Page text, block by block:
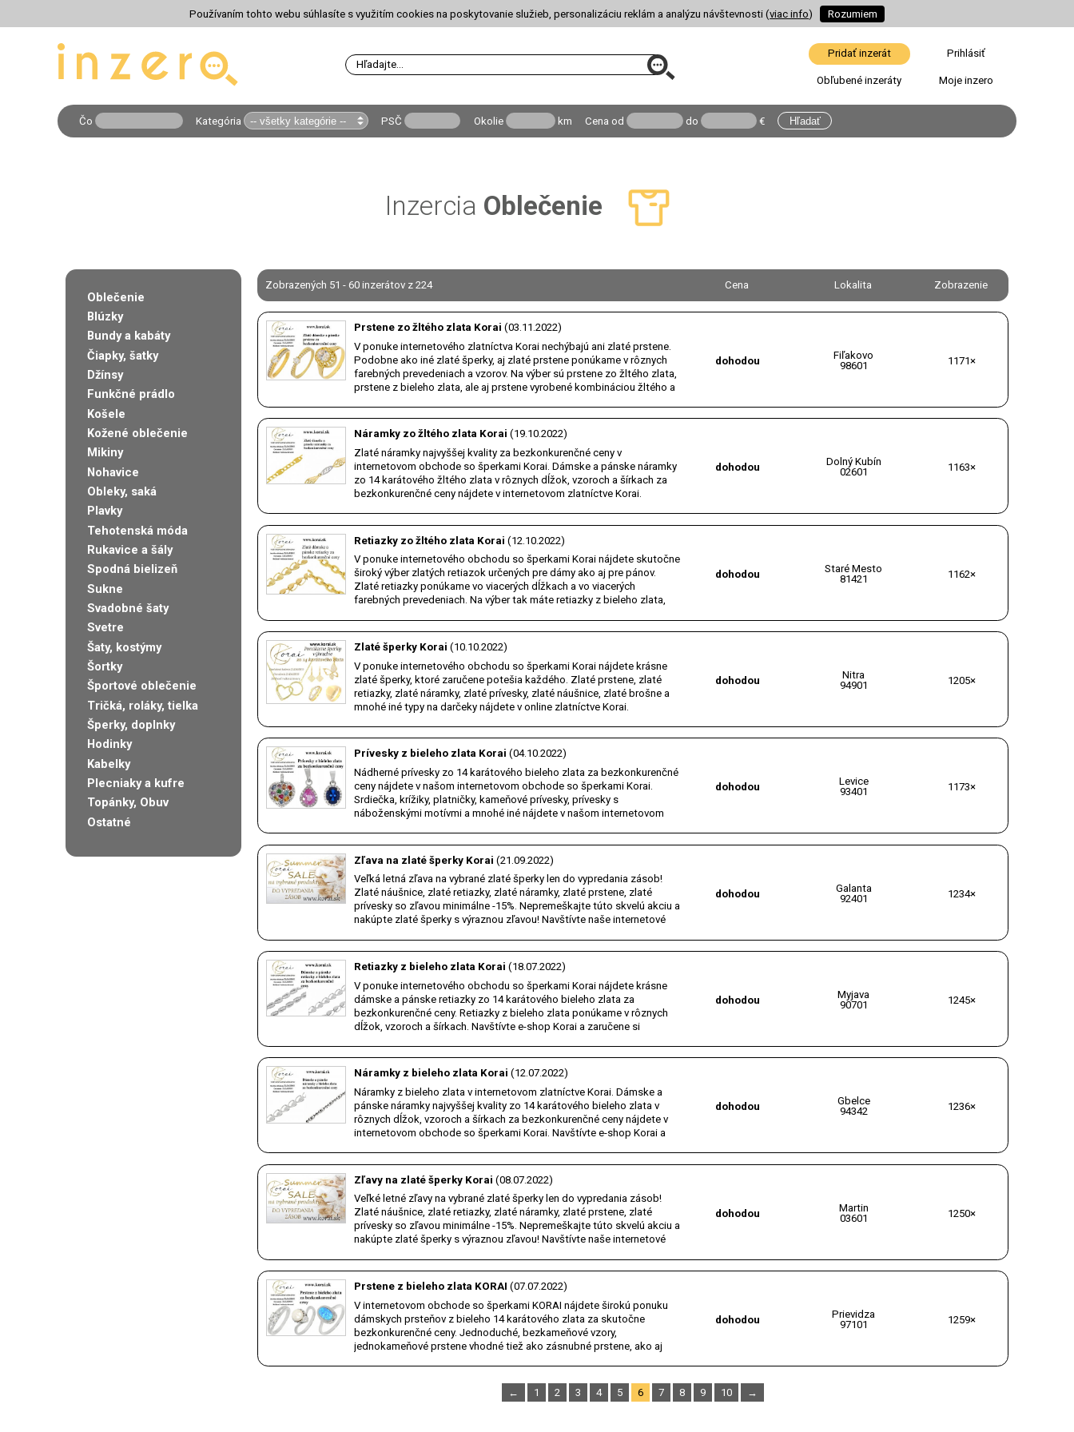
Používaním tohto webu súhlasíte s využitím cookies na poskytovanie služieb, personalizáciu reklám a analýzu návštevnosti (viac info) Rozumiem
Pridať inzerát Prihlásiť
Obľubené inzeráty Moje inzero
Čo Kategória PSČ Okolie km Cena od do €
Inzercia Oblečenie
Zobrazených 51 - 60 inzerátov z 224 Cena Lokalita Zobrazenie
Prstene zo žltého zlata Korai (03.11.2022)
V ponuke internetového zlatníctva Korai nechýbajú ani zlaté prstene.
Podobne ako iné zlaté šperky, aj zlaté prstene ponúkame v rôznych
farebných prevedeniach a vzorov. Na výber sú prstene zo žltého zlata,
prstene z bieleho zlata, ale aj prstene vyrobené kombináciou žltého a
dohodou
Fiľakovo
98601
1171×
Náramky zo žltého zlata Korai (19.10.2022)
Zlaté náramky najvyššej kvality za bezkonkurenčné ceny v
internetovom obchode so šperkami Korai. Dámske a pánske náramky
zo 14 karátového žltého zlata v rôznych dĺžok, vzoroch a šírkach za
bezkonkurenčné ceny nájdete v internetovom zlatníctve Korai.
dohodou
Dolný Kubín
02601
1163×
Retiazky zo žltého zlata Korai (12.10.2022)
V ponuke internetového obchodu so šperkami Korai nájdete skutočne
široký výber zlatých retiazok určených pre dámy ako aj pre pánov.
Zlaté retiazky ponúkame vo viacerých dĺžkach a vo viacerých
farebných prevedeniach. Na výber tak máte retiazky z bieleho zlata,
dohodou
Staré Mesto
81421
1162×
Zlaté šperky Korai (10.10.2022)
V ponuke internetového obchodu so šperkami Korai nájdete krásne
zlaté šperky, ktoré zaručene potešia každého. Zlaté prstene, zlaté
retiazky, zlaté náramky, zlaté prívesky, zlaté náušnice, zlaté brošne a
mnohé iné typy na darčeky nájdete v online zlatníctve Korai.
dohodou
Nitra
94901
1205×
Prívesky z bieleho zlata Korai (04.10.2022)
Nádherné prívesky zo 14 karátového bieleho zlata za bezkonkurenčné
ceny nájdete v našom internetovom obchode so šperkami Korai.
Srdiečka, krížiky, platničky, kameňové prívesky, prívesky s
náboženskými motívmi a mnohé iné nájdete v našom internetovom
dohodou
Levice
93401
1173×
Zľava na zlaté šperky Korai (21.09.2022)
Veľká letná zľava na vybrané zlaté šperky len do vypredania zásob!
Zlaté náušnice, zlaté retiazky, zlaté náramky, zlaté prstene, zlaté
prívesky so zľavou minimálne -15%. Nepremeškajte túto skvelú akciu a
nakúpte zlaté šperky s výraznou zľavou! Navštívte naše internetové
dohodou
Galanta
92401
1234×
Retiazky z bieleho zlata Korai (18.07.2022)
V ponuke internetového obchodu so šperkami Korai nájdete krásne
dámske a pánske retiazky zo 14 karátového bieleho zlata za
bezkonkurenčné ceny. Retiazky z bieleho zlata ponúkame v rôznych
dĺžok, vzoroch a šírkach. Navštívte e-shop Korai a zaručene si
dohodou
Myjava
90701
1245×
Náramky z bieleho zlata Korai (12.07.2022)
Náramky z bieleho zlata v internetovom zlatníctve Korai. Dámske a
pánske náramky najvyššej kvality zo 14 karátového bieleho zlata v
rôznych dĺžok, vzoroch a šírkach za bezkonkurenčné ceny nájdete v
internetovom obchode so šperkami Korai. Navštívte e-shop Korai a
dohodou
Gbelce
94342
1236×
Zľavy na zlaté šperky Korai (08.07.2022)
Veľké letné zľavy na vybrané zlaté šperky len do vypredania zásob!
Zlaté náušnice, zlaté retiazky, zlaté náramky, zlaté prstene, zlaté
prívesky so zľavou minimálne -15%. Nepremeškajte túto skvelú akciu a
nakúpte zlaté šperky s výraznou zľavou! Navštívte naše internetové
dohodou
Martin
03601
1250×
Prstene z bieleho zlata KORAI (07.07.2022)
V internetovom obchode so šperkami KORAI nájdete širokú ponuku
dámskych prsteňov z bieleho 14 karátového zlata za skutočne
bezkonkurenčné ceny. Jednoduché, bezkameňové vzory,
jednokameňové prstene vhodné tiež ako zásnubné prstene, ako aj
dohodou
Prievidza
97101
1259×
← 1 2 3 4 5 6 7 8 9 10 →
Oblečenie
Blúzky
Bundy a kabáty
Čiapky, šatky
Džínsy
Funkčné prádlo
Košele
Kožené oblečenie
Mikiny
Nohavice
Obleky, saká
Plavky
Tehotenská móda
Rukavice a šály
Spodná bielizeň
Sukne
Svadobné šaty
Svetre
Šaty, kostýmy
Šortky
Športové oblečenie
Tričká, roláky, tielka
Šperky, doplnky
Hodinky
Kabelky
Plecniaky a kufre
Topánky, Obuv
Ostatné